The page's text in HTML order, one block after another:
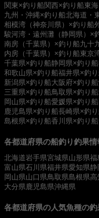
関東×釣り船関西×釣り船東
九州・沖縄×釣り船北海道・
相模湾（神奈川県）×釣り船
駿河湾・遠州灘（静岡県）×
南房（千葉県）×釣り船九十
内房（千葉県）×釣り船東京
千葉県×釣り船静岡県×釣り船
和歌山県×釣り船福井県×釣
新潟県×釣り船大阪府×釣り船
三重県×釣り船鳥取県×釣り船
岡山県×釣り船愛媛県×釣り船
鹿児島県×釣り船長崎県×釣
島根県×釣り船香川県×釣り船
各都道府県の船釣り釣果情
北海道岩手県宮城県山形県福
富山県石川県福井県愛知県静
岡山県山口県鳥取県島根県高
大分県 鹿児島県沖縄県
各都道府県の人気魚種の釣